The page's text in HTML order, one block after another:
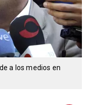
a los medios en